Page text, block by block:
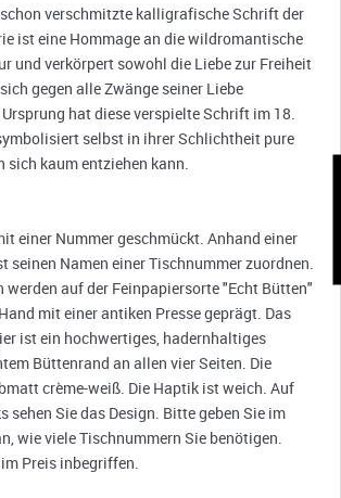
verschmitzte kalligrafische Schrift der
ist eine Hommage an die wildromantische
und verkörpert sowohl die Liebe zur Freiheit
gegen alle Zwänge seiner Liebe
hat diese verspielte Schrift im 18.
selbst in ihrer Schlichtheit pure
sich kaum entziehen kann.
einer Nummer geschmückt. Anhand einer
seinen Namen einer Tischnummer zuordnen.
werden auf der Feinpapiersorte "Echt Bütten"
mit einer antiken Presse geprägt. Das
ist ein hochwertiges, hadernhaltiges
Büttenrand an allen vier Seiten. Die
crème-weiß. Die Haptik ist weich. Auf
sehen Sie das Design. Bitte geben Sie im
wie viele Tischnummern Sie benötigen.
Preis inbegriffen.